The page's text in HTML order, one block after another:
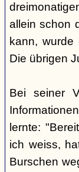
allein schon
kann,
Die übrigen
Bei seiner
lernte:
ich weiss,
Burschen